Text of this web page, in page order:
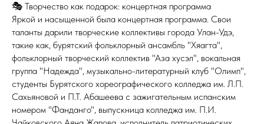
🎭 Творчество как подарок: концертная программа
Яркой и насыщенной была концертная программа. Свои
таланты дарили творческие коллективы города Улан-Удэ,
такие как, бурятский фольклорный ансамбль "Хяагта",
фольклорный творческий коллектив "Аза хусэл", вокальная
группа "Надежда", музыкально-литературный клуб "Олимп",
студенты Бурятского хореографического колледжа им. Л.П.
Сахьяновой и П.Т. Абашеева с зажигательным испанским
номером "Фанданго", выпускница колледжа им. П.И.